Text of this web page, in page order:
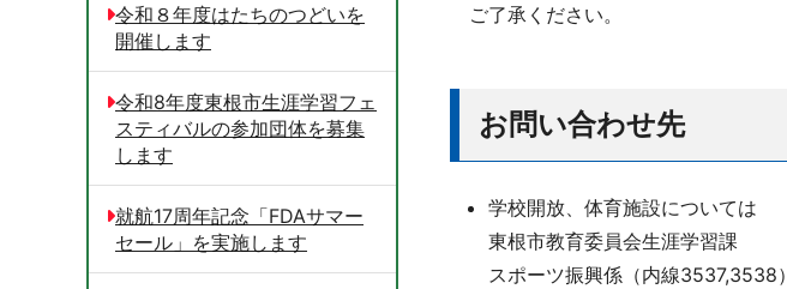
ご了承ください。
お問い合わせ先
学校開放、体育施設については
東根市教育委員会生涯学習課
スポーツ振興係（内線3537,3538）
令和８年度はたちのつどいを
開催します
令和8年度東根市生涯学習フェ
スティバルの参加団体を募集
します
就航17周年記念「FDAサマー
セール」を実施します